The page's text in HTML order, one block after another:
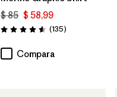
$ 85 $ 58,99
Valoración: 4.6 / 5
(135Comentarios
)
Compara